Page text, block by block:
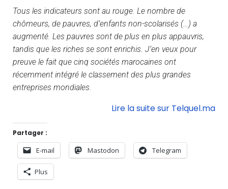
Tous les indicateurs sont au rouge. Le nombre de
chômeurs, de pauvres, d’enfants non-scolarisés (…) a
augmenté. Les pauvres sont de plus en plus appauvris,
tandis que les riches se sont enrichis. J’en veux pour
preuve le fait que cinq sociétés marocaines ont
récemment intégré le classement des plus grandes
entreprises mondiales.
Lire la suite sur Telquel.ma
Partager :
E-mail Mastodon Telegram
Plus